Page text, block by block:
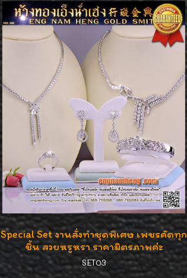
Special Set งานสั่งทำชุดพิเศษ เพชรคัดทุก
ชิ้น สวยหรูหรา ราคามิตรภาพค่ะ
SET03